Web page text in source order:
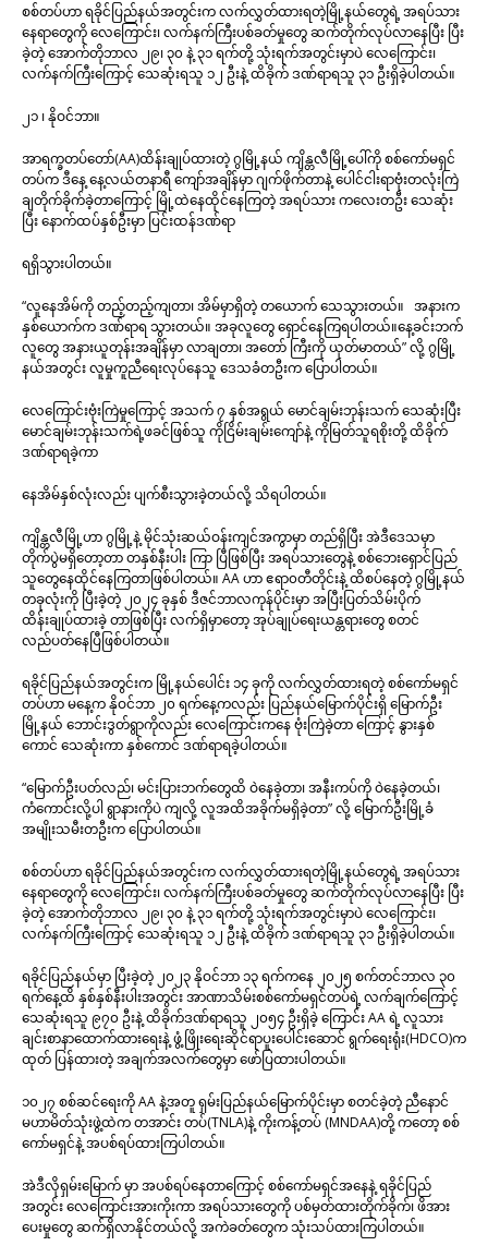
စစ်တပ်ဟာ ရခိုင်ပြည်နယ်အတွင်းက လက်လွှတ်ထားရတဲ့မြို့နယ်တွေရဲ့ အရပ်သား
နေရာတွေကို လေကြောင်း၊ လက်နက်ကြီးပစ်ခတ်မှုတွေ ဆက်တိုက်လုပ်လာနေပြီး ပြီး
ခဲ့တဲ့ အောက်တိုဘာလ ၂၉၊ ၃၀ နဲ့ ၃၁ ရက်တို့ သုံးရက်အတွင်းမှာပဲ လေကြောင်း၊
လက်နက်ကြီးကြောင့် သေဆုံးရသူ ၁၂ ဦးနဲ့ ထိခိုက် ဒဏ်ရာရသူ ၃၁ ဦးရှိခဲ့ပါတယ်။
၂၁ ၊ နိုဝင်ဘာ။
အာရက္ခတပ်တော်(AA)ထိန်းချုပ်ထားတဲ့ ဂွမြို့နယ် ကျိန္တလီမြို့ပေါ်ကို စစ်ကော်မရှင်
တပ်က ဒီနေ့ နေ့လယ်တနာရီ ကျော်အချိန်မှာ ဂျက်ဖိုက်တာနဲ့ ပေါင်ငါးရာဗုံးတလုံးကြဲ
ချတိုက်ခိုက်ခဲ့တာကြောင့် မြို့ထဲနေထိုင်နေကြတဲ့ အရပ်သား ကလေးတဦး သေဆုံး
ပြီး နောက်ထပ်နှစ်ဦးမှာ ပြင်းထန်ဒဏ်ရာ
ရရှိသွားပါတယ်။
“လူနေအိမ်ကို တည့်တည့်ကျတာ၊ အိမ်မှာရှိတဲ့ တယောက် သေသွားတယ်။ အနားက
နှစ်ယောက်က ဒဏ်ရာရ သွားတယ်။ အခုလူတွေ ရှောင်နေကြရပါတယ်။နေ့ခင်းဘက်
လူတွေ အနားယူတုန်းအချိန်မှာ လာချတာ၊ အတော် ကြီးကို ယုတ်မာတယ်” လို့ ဂွမြို့
နယ်အတွင်း လူမှုကူညီရေးလုပ်နေသူ ဒေသခံတဦးက ပြောပါတယ်။
လေကြောင်းဗုံးကြဲမှုကြောင့် အသက် ၇ နှစ်အရွယ် မောင်ချမ်းဘုန်းသက် သေဆုံးပြီး
မောင်ချမ်းဘုန်းသက်ရဲ့ဖခင်ဖြစ်သူ ကိုငြိမ်းချမ်းကျော်နဲ့ ကိုမြတ်သူရစိုးတို့ ထိခိုက်
ဒဏ်ရာရခဲ့ကာ
နေအိမ်နှစ်လုံးလည်း ပျက်စီးသွားခဲ့တယ်လို့ သိရပါတယ်။
ကျိန္တလီမြို့ဟာ ဂွမြို့နဲ့ မိုင်သုံးဆယ်ဝန်းကျင်အကွာမှာ တည်ရှိပြီး အဲဒီဒေသမှာ
တိုက်ပွဲမရှိတော့တာ တနှစ်နီးပါး ကြာ ပြီဖြစ်ပြီး အရပ်သားတွေနဲ့ စစ်ဘေးရှောင်ပြည်
သူတွေနေထိုင်နေကြတာဖြစ်ပါတယ်။ AA ဟာ ဧရာ၀တီတိုင်းနဲ့ ထိစပ်နေတဲ့ ဂွမြို့နယ်
တခုလုံးကို ပြီးခဲ့တဲ့ ၂၀၂၄ ခုနှစ် ဒီဇင်ဘာလကုန်ပိုင်းမှာ အပြီးပြတ်သိမ်းပိုက်
ထိန်းချုပ်ထားခဲ့ တာဖြစ်ပြီး လက်ရှိမှာတော့ အုပ်ချုပ်ရေးယန္တရားတွေ စတင်
လည်ပတ်နေပြီဖြစ်ပါတယ်။
ရခိုင်ပြည်နယ်အတွင်းက မြို့နယ်ပေါင်း ၁၄ ခုကို လက်လွှတ်ထားရတဲ့ စစ်ကော်မရှင်
တပ်ဟာ မနေ့က နိုဝင်ဘာ ၂၀ ရက်နေ့ကလည်း ပြည်နယ်မြောက်ပိုင်းရှိ မြောက်ဦး
မြို့နယ် ဘောင်းဒွတ်ရွာကိုလည်း လေကြောင်းကနေ ဗုံးကြဲခဲ့တာ ကြောင့် နွားနှစ်
ကောင် သေဆုံးကာ နှစ်ကောင် ဒဏ်ရာရခဲ့ပါတယ်။
“မြောက်ဦးပတ်လည်၊ မင်းပြားဘက်တွေထိ ဝဲနေခဲ့တာ၊ အနီးကပ်ကို ဝဲနေခဲ့တယ်၊
ကံကောင်းလို့ပါ ရွာနားကိုပဲ ကျလို့ လူအထိအခိုက်မရှိခဲ့တာ” လို့ မြောက်ဦးမြို့ခံ
အမျိုးသမီးတဦးက ပြောပါတယ်။
စစ်တပ်ဟာ ရခိုင်ပြည်နယ်အတွင်းက လက်လွှတ်ထားရတဲ့မြို့နယ်တွေရဲ့ အရပ်သား
နေရာတွေကို လေကြောင်း၊ လက်နက်ကြီးပစ်ခတ်မှုတွေ ဆက်တိုက်လုပ်လာနေပြီး ပြီး
ခဲ့တဲ့ အောက်တိုဘာလ ၂၉၊ ၃၀ နဲ့ ၃၁ ရက်တို့ သုံးရက်အတွင်းမှာပဲ လေကြောင်း၊
လက်နက်ကြီးကြောင့် သေဆုံးရသူ ၁၂ ဦးနဲ့ ထိခိုက် ဒဏ်ရာရသူ ၃၁ ဦးရှိခဲ့ပါတယ်။
ရခိုင်ပြည်နယ်မှာ ပြီးခဲ့တဲ့ ၂၀၂၃ နိုဝင်ဘာ ၁၃ ရက်ကနေ ၂၀၂၅ စက်တင်ဘာလ ၃၀
ရက်နေ့ထိ နှစ်နှစ်နီးပါးအတွင်း အာဏာသိမ်းစစ်ကော်မရှင်တပ်ရဲ့ လက်ချက်ကြောင့်
သေဆုံးရသူ ၉၇၀ ဦးနဲ့ ထိခိုက်ဒဏ်ရာရသူ ၂၀၅၄ ဦးရှိခဲ့ ကြောင်း AA ရဲ့ လူသား
ချင်းစာနာထောက်ထားရေးနဲ့ ဖွံ့ဖြိုးရေးဆိုင်ရာပူးပေါင်းဆောင် ရွက်ရေးရုံး(HDCO)က
ထုတ် ပြန်ထားတဲ့ အချက်အလက်တွေမှာ ဖော်ပြထားပါတယ်။
၁၀၂၇ စစ်ဆင်ရေးကို AA နဲ့အတူ ရှမ်းပြည်နယ်မြောက်ပိုင်းမှာ စတင်ခဲ့တဲ့ ညီနောင်
မဟာမိတ်သုံးဖွဲ့ထဲက တအာင်း တပ်(TNLA)နဲ့ ကိုးကန့်တပ် (MNDAA)တို့ ကတော့ စစ်
ကော်မရှင်နဲ့ အပစ်ရပ်ထားကြပါတယ်။
အဲဒီလိုရှမ်းမြောက် မှာ အပစ်ရပ်နေတာကြောင့် စစ်ကော်မရှင်အနေနဲ့ ရခိုင်ပြည်
အတွင်း လေကြောင်းအားကိုးကာ အရပ်သားတွေကို ပစ်မှတ်ထားတိုက်ခိုက်၊ ဖိအား
ပေးမှုတွေ ဆက်ရှိလာနိုင်တယ်လို့ အကဲခတ်တွေက သုံးသပ်ထားကြပါတယ်။